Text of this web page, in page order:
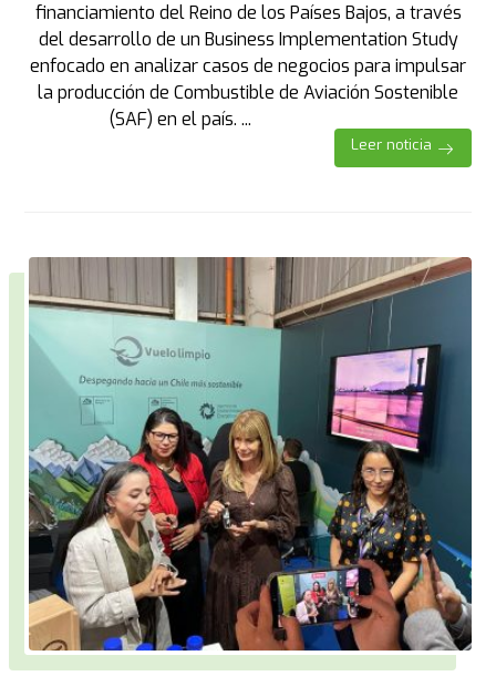
financiamiento del Reino de los Países Bajos, a través
del desarrollo de un Business Implementation Study
enfocado en analizar casos de negocios para impulsar
la producción de Combustible de Aviación Sostenible
(SAF) en el país. ...
Leer noticia